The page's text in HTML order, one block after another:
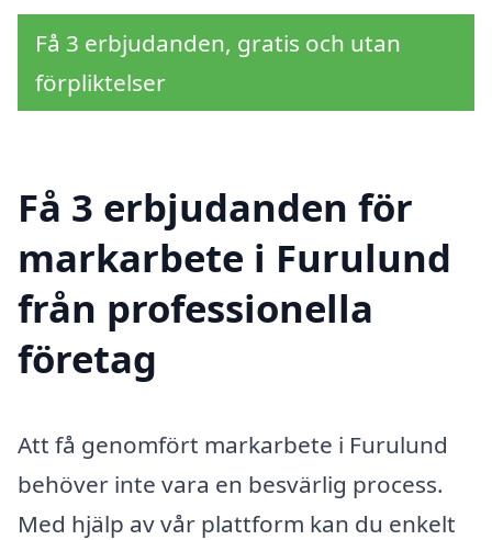
Få 3 erbjudanden, gratis och utan
förpliktelser
Få 3 erbjudanden för
markarbete i Furulund
från professionella
företag
Att få genomfört markarbete i Furulund
behöver inte vara en besvärlig process.
Med hjälp av vår plattform kan du enkelt